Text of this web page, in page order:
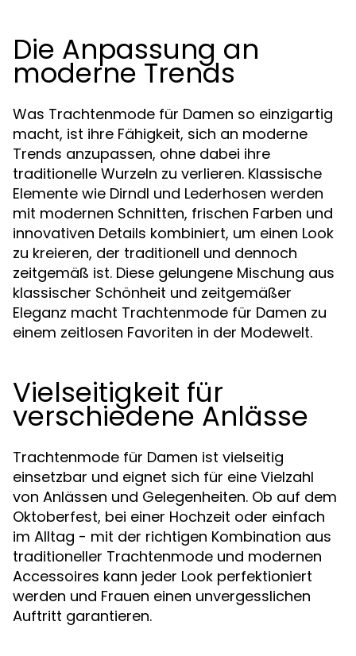
Die Anpassung an
moderne Trends
Was Trachtenmode für Damen so einzigartig
macht, ist ihre Fähigkeit, sich an moderne
Trends anzupassen, ohne dabei ihre
traditionelle Wurzeln zu verlieren. Klassische
Elemente wie Dirndl und Lederhosen werden
mit modernen Schnitten, frischen Farben und
innovativen Details kombiniert, um einen Look
zu kreieren, der traditionell und dennoch
zeitgemäß ist. Diese gelungene Mischung aus
klassischer Schönheit und zeitgemäßer
Eleganz macht Trachtenmode für Damen zu
einem zeitlosen Favoriten in der Modewelt.
Vielseitigkeit für
verschiedene Anlässe
Trachtenmode für Damen ist vielseitig
einsetzbar und eignet sich für eine Vielzahl
von Anlässen und Gelegenheiten. Ob auf dem
Oktoberfest, bei einer Hochzeit oder einfach
im Alltag - mit der richtigen Kombination aus
traditioneller Trachtenmode und modernen
Accessoires kann jeder Look perfektioniert
werden und Frauen einen unvergesslichen
Auftritt garantieren.